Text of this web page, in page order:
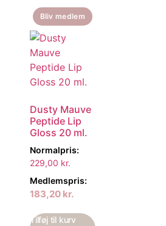
Bliv medlem
Dusty Mauve
Peptide Lip
Gloss 20 ml.
Normalpris:
229,00 kr.
Medlemspris:
183,20 kr.
Tilføj til kurv